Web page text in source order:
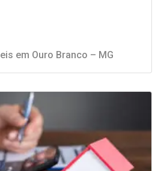
em Ouro Branco – MG